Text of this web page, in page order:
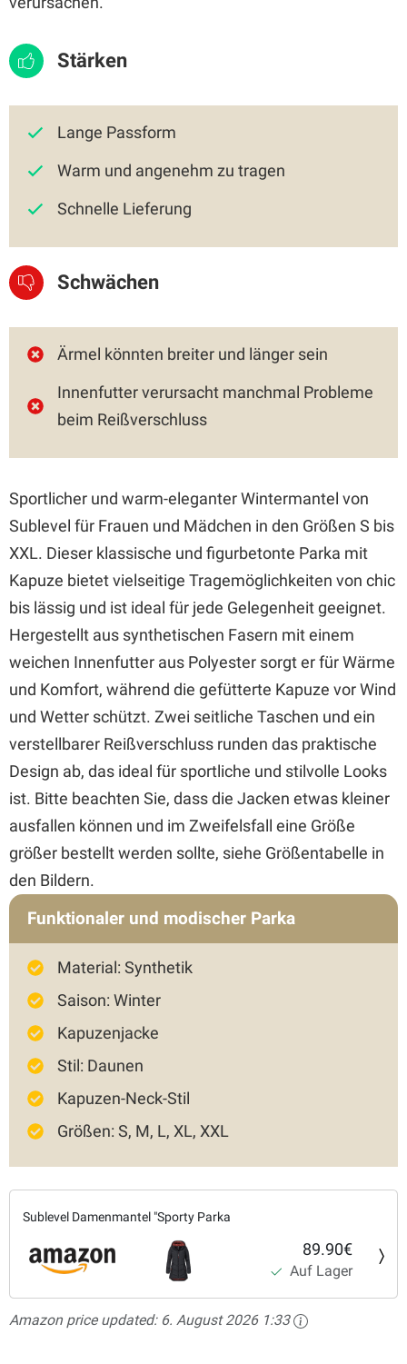
Stärken
Lange Passform
Warm und angenehm zu tragen
Schnelle Lieferung
Schwächen
Ärmel könnten breiter und länger sein
Innenfutter verursacht manchmal Probleme
beim Reißverschluss
Sportlicher und warm-eleganter Wintermantel von
Sublevel für Frauen und Mädchen in den Größen S bis
XXL. Dieser klassische und figurbetonte Parka mit
Kapuze bietet vielseitige Tragemöglichkeiten von chic
bis lässig und ist ideal für jede Gelegenheit geeignet.
Hergestellt aus synthetischen Fasern mit einem
weichen Innenfutter aus Polyester sorgt er für Wärme
und Komfort, während die gefütterte Kapuze vor Wind
und Wetter schützt. Zwei seitliche Taschen und ein
verstellbarer Reißverschluss runden das praktische
Design ab, das ideal für sportliche und stilvolle Looks
ist. Bitte beachten Sie, dass die Jacken etwas kleiner
ausfallen können und im Zweifelsfall eine Größe
größer bestellt werden sollte, siehe Größentabelle in
den Bildern.
Funktionaler und modischer Parka
Material: Synthetik
Saison: Winter
Kapuzenjacke
Stil: Daunen
Kapuzen-Neck-Stil
Größen: S, M, L, XL, XXL
Sublevel Damenmantel "Sporty Parka
89.90€
Auf Lager
Amazon price updated: 6. August 2026 1:33